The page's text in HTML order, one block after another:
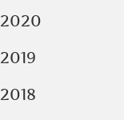
2020
2019
2018